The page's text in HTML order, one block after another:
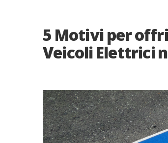
5 Motivi per
Veicoli Elettrici